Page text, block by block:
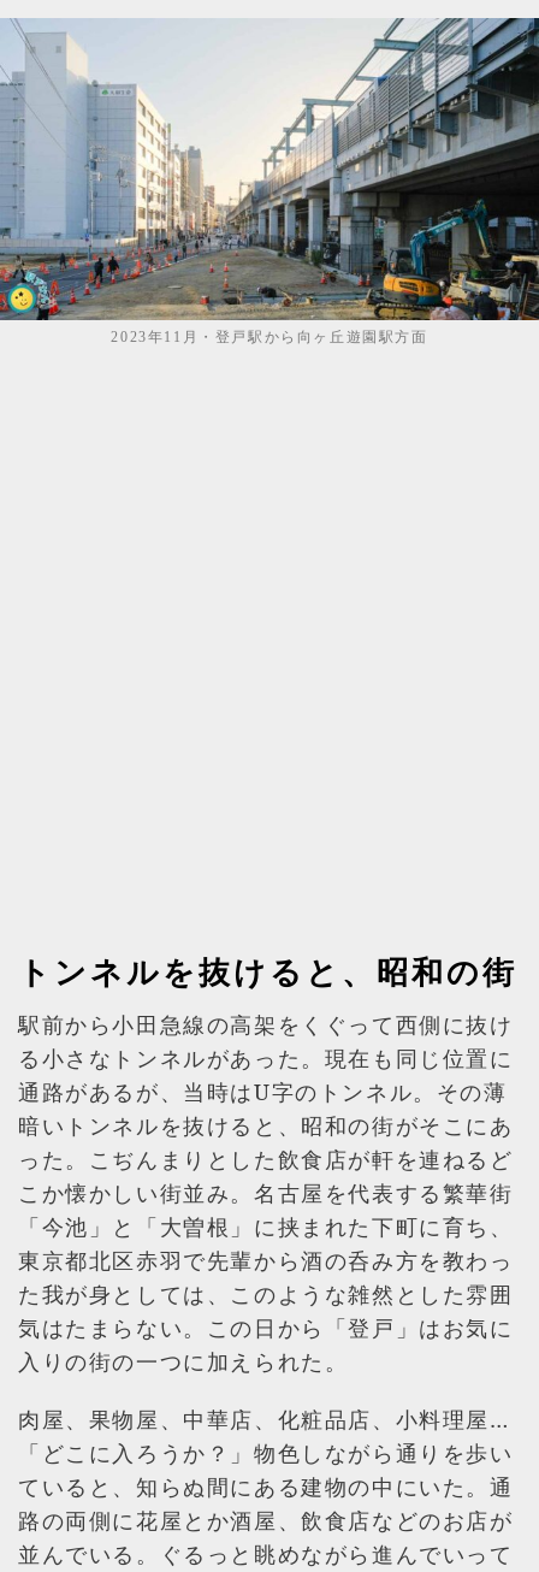
2023年11月・登戸駅から向ヶ丘遊園駅方面
トンネルを抜けると、昭和の街
駅前から小田急線の高架をくぐって西側に抜け
る小さなトンネルがあった。現在も同じ位置に
通路があるが、当時はU字のトンネル。その薄
暗いトンネルを抜けると、昭和の街がそこにあ
った。こぢんまりとした飲食店が軒を連ねるど
こか懐かしい街並み。名古屋を代表する繁華街
「今池」と「大曽根」に挟まれた下町に育ち、
東京都北区赤羽で先輩から酒の呑み方を教わっ
た我が身としては、このような雑然とした雰囲
気はたまらない。この日から「登戸」はお気に
入りの街の一つに加えられた。
肉屋、果物屋、中華店、化粧品店、小料理屋…
「どこに入ろうか？」物色しながら通りを歩い
ていると、知らぬ間にある建物の中にいた。通
路の両側に花屋とか酒屋、飲食店などのお店が
並んでいる。ぐるっと眺めながら進んでいって